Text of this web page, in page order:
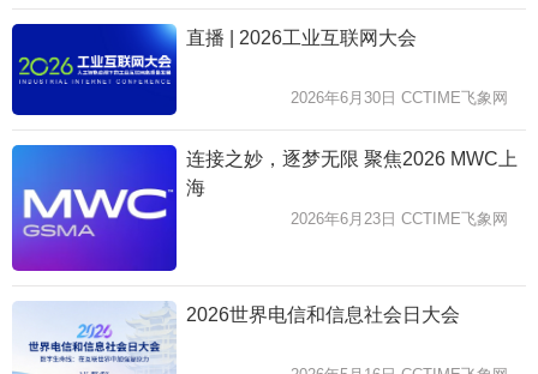
直播 | 2026工业互联网大会
2026年6月30日 CCTIME飞象网
连接之妙，逐梦无限 聚焦2026 MWC上
海
2026年6月23日 CCTIME飞象网
2026世界电信和信息社会日大会